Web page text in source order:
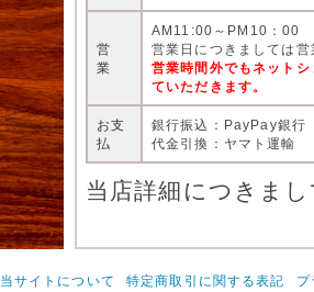
営
業
AM11:00～PM10：00
営業日につきましては
営業時間外でもネット
ていただきます。
お支
払
銀行振込：PayPay銀行
代金引換：ヤマト運輸
当店詳細につきま
当サイトについて 特定商取引に関する表記 プ